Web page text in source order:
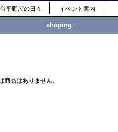
平野屋の日々 イベント案内
shoping
商品はありません。